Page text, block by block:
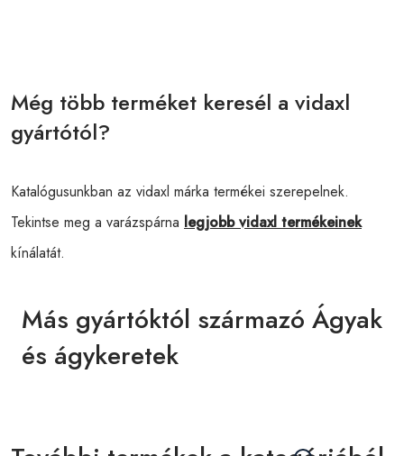
Még több terméket keresél a vidaxl
gyártótól?
Katalógusunkban az vidaxl márka termékei szerepelnek.
Tekintse meg a varázspárna legjobb vidaxl termékeinek
kínálatát.
Más gyártóktól származó Ágyak
és ágykeretek